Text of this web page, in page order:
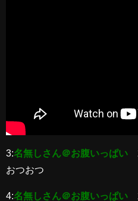
3:名無しさん＠お腹いっぱい
おつおつ
4:名無しさん＠お腹いっぱい